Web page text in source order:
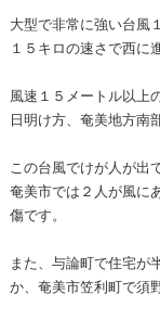
大型で非常に強い台風
１５キロの速さで西に
風速１５メートル以上
日明け方、奄美地方南
この台風でけが人が出
奄美市では２人が風に
傷です。
また、与論町で住宅が
か、奄美市笠利町で須